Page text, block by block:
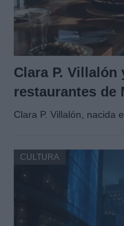
Clara P.
restaurantes de
Clara P. Villalón, nacida
CULTURA